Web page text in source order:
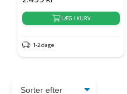
LÆG I KURV
1-2 dage